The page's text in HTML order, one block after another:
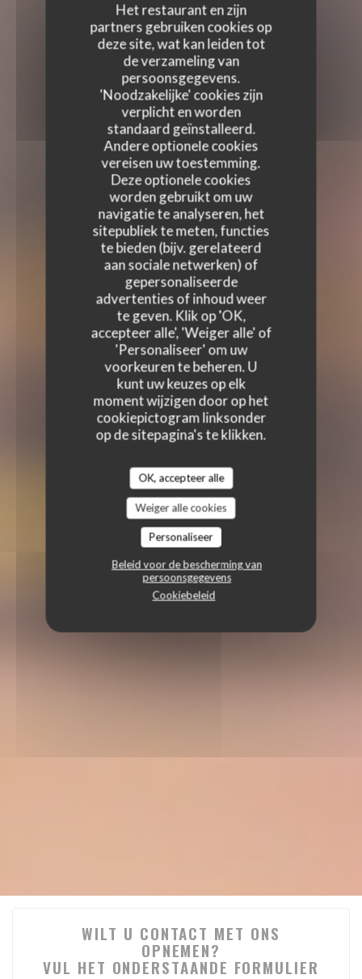
Het restaurant en zijn
partners gebruiken cookies op
deze site, wat kan leiden tot
de verzameling van
persoonsgegevens.
'Noodzakelijke' cookies zijn
verplicht en worden
standaard geïnstalleerd.
Andere optionele cookies
vereisen uw toestemming.
Deze optionele cookies
worden gebruikt om uw
navigatie te analyseren, het
sitepubliek te meten, functies
te bieden (bijv. gerelateerd
aan sociale netwerken) of
gepersonaliseerde
advertenties of inhoud weer
te geven. Klik op 'OK,
accepteer alle', 'Weiger alle' of
'Personaliseer' om uw
voorkeuren te beheren. U
kunt uw keuzes op elk
moment wijzigen door op het
cookiepictogram linksonder
op de sitepagina's te klikken.
OK, accepteer alle
Weiger alle cookies
Personaliseer
Beleid voor de bescherming van
persoonsgegevens
Cookiebeleid
WILT U CONTACT MET ONS
OPNEMEN?
VUL HET ONDERSTAANDE FORMULIER